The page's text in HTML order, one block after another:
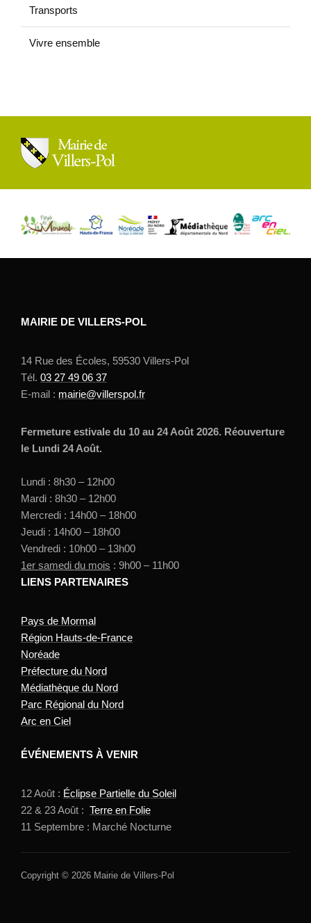
Transports
Vivre ensemble
MAIRIE DE VILLERS-POL
14 Rue des Écoles, 59530 Villers-Pol
Tél. 03 27 49 06 37
E-mail : mairie@villerspol.fr
Fermeture estivale du 10 au 24 Août 2026. Réouverture
le Lundi 24 Août.
Lundi : 8h30 – 12h00
Mardi : 8h30 – 12h00
Mercredi : 14h00 – 18h00
Jeudi : 14h00 – 18h00
Vendredi : 10h00 – 13h00
1er samedi du mois : 9h00 – 11h00
LIENS PARTENAIRES
Pays de Mormal
Région Hauts-de-France
Noréade
Préfecture du Nord
Médiathèque du Nord
Parc Régional du Nord
Arc en Ciel
ÉVÉNEMENTS À VENIR
12 Août : Éclipse Partielle du Soleil
22 & 23 Août : Terre en Folie
11 Septembre : Marché Nocturne
Copyright © 2026 Mairie de Villers-Pol